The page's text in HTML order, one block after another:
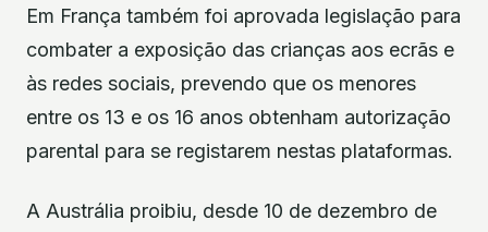
Em França também foi aprovada legislação para
combater a exposição das crianças aos ecrãs e
às redes sociais, prevendo que os menores
entre os 13 e os 16 anos obtenham autorização
parental para se registarem nestas plataformas.
A Austrália proibiu, desde 10 de dezembro de